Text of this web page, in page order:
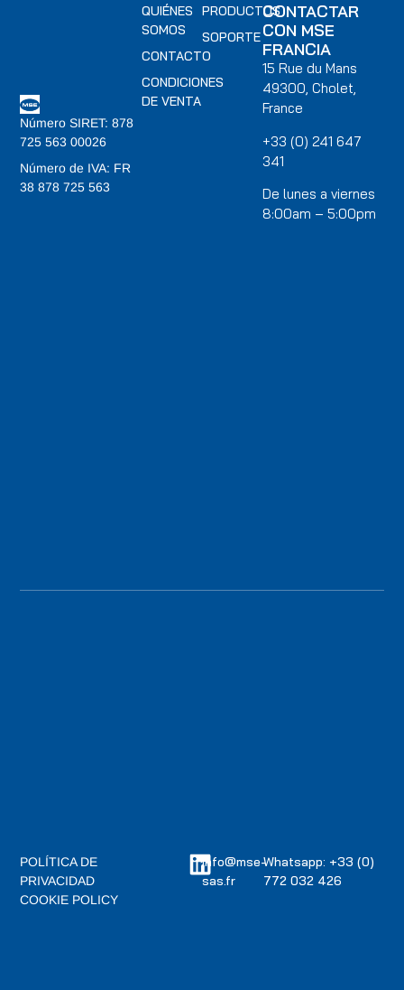
Número SIRET: 878
725 563 00026
Número de IVA: FR
38 878 725 563
PRODUCTOS
SOPORTE
QUIÉNES
SOMOS
CONTACTO
CONDICIONES
DE VENTA
CONTACTAR
CON MSE
FRANCIA
15 Rue du Mans
49300, Cholet,
France
+33 (0) 241 647
341
De lunes a viernes
8:00am – 5:00pm
info@mse-
sas.fr
Whatsapp: +33 (0)
772 032 426
POLÍTICA DE
PRIVACIDAD
COOKIE POLICY